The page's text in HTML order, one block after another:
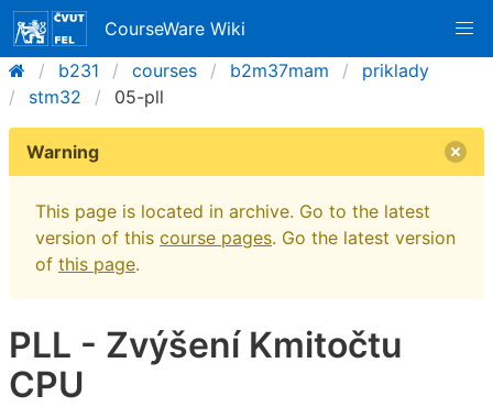
CourseWare Wiki
b231
courses b2m37mam
priklady
stm32
05-pll
Warning
This page is located in archive. Go to the latest
version of this course pages. Go the latest version
of this page.
PLL - Zvýšení Kmitočtu
CPU